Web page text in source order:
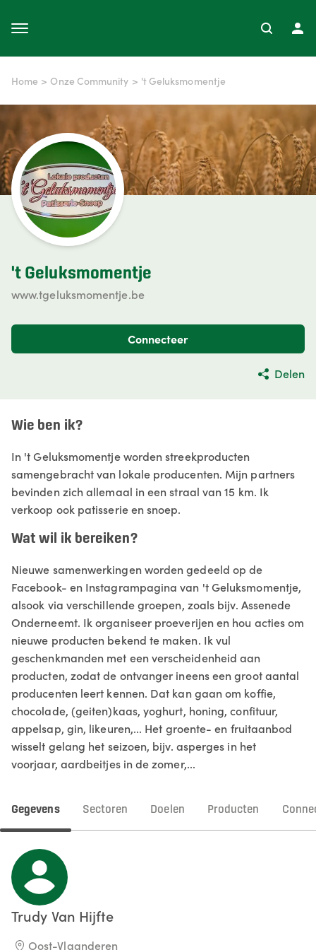
Home > Onze Community > 't Geluksmomentje
't Geluksmomentje
www.tgeluksmomentje.be
Connecteer
Delen
Wie ben ik?
In 't Geluksmomentje worden streekproducten
samengebracht van lokale producenten. Mijn partners
bevinden zich allemaal in een straal van 15 km. Ik
verkoop ook patisserie en snoep.
Wat wil ik bereiken?
Nieuwe samenwerkingen worden gedeeld op de
Facebook- en Instagrampagina van 't Geluksmomentje,
alsook via verschillende groepen, zoals bijv. Assenede
Onderneemt. Ik organiseer proeverijen en hou acties om
nieuwe producten bekend te maken. Ik vul
geschenkmanden met een verscheidenheid aan
producten, zodat de ontvanger ineens een groot aantal
producenten leert kennen. Dat kan gaan om koffie,
chocolade, (geiten)kaas, yoghurt, honing, confituur,
appelsap, gin, likeuren,... Het groente- en fruitaanbod
wisselt gelang het seizoen, bijv. asperges in het
voorjaar, aardbeitjes in de zomer,...
Gegevens Sectoren Doelen Producten
Trudy Van Hijfte
Oost-Vlaanderen